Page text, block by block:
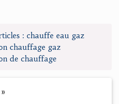
: chauffe eau gaz
chauffage gaz
de chauffage